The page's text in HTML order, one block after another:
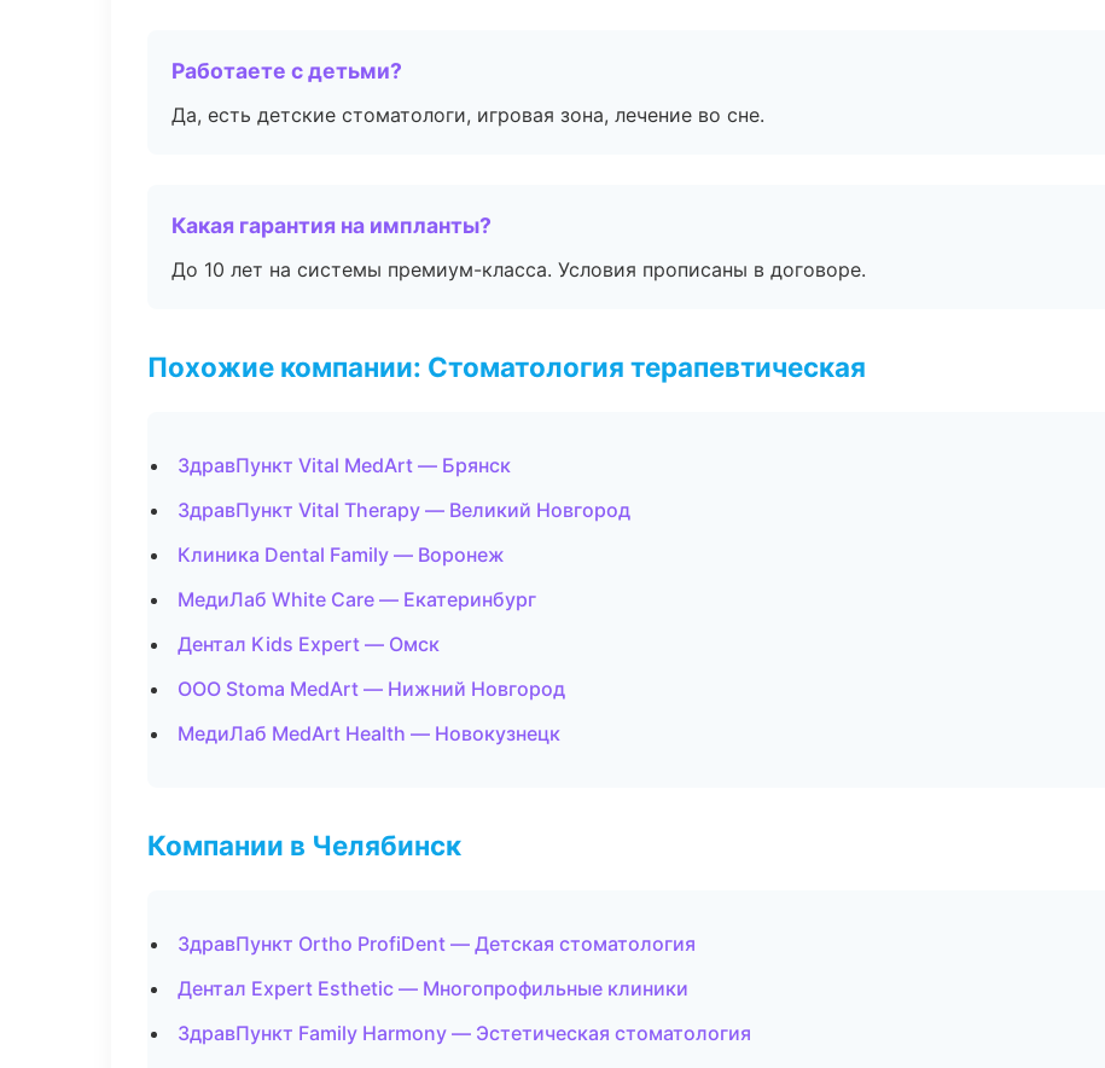
Работаете с детьми?
Да, есть детские стоматологи, игровая зона, лечение во сне.
Какая гарантия на импланты?
До 10 лет на системы премиум-класса. Условия прописаны в договоре.
Похожие компании: Стоматология терапевтическая
ЗдравПункт Vital MedArt — Брянск
ЗдравПункт Vital Therapy — Великий Новгород
Клиника Dental Family — Воронеж
МедиЛаб White Care — Екатеринбург
Дентал Kids Expert — Омск
ООО Stoma MedArt — Нижний Новгород
МедиЛаб MedArt Health — Новокузнецк
Компании в Челябинск
ЗдравПункт Ortho ProfiDent — Детская стоматология
Дентал Expert Esthetic — Многопрофильные клиники
ЗдравПункт Family Harmony — Эстетическая стоматология